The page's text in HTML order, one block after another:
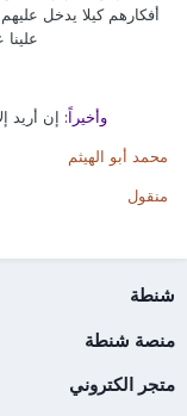
أفكارهم كيلا يدخل
وأخيراً:إن أريد
محمد أبو الهيثم
منقول
شنطة
منصة شنطة
متجر الكتروني